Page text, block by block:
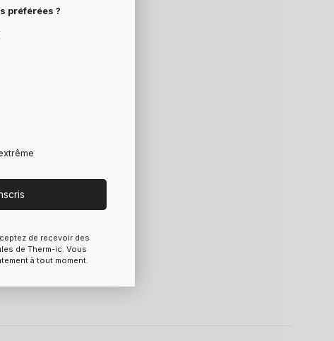
préférées ?
de recevoir des
de Therm-ic. Vous
à tout moment.